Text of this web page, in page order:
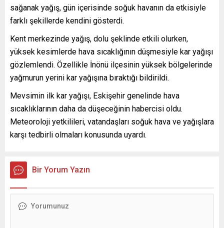
sağanak yağış, gün içerisinde soğuk havanın da etkisiyle
farklı şekillerde kendini gösterdi.
Kent merkezinde yağış, dolu şeklinde etkili olurken,
yüksek kesimlerde hava sıcaklığının düşmesiyle kar yağışı
gözlemlendi. Özellikle İnönü ilçesinin yüksek bölgelerinde
yağmurun yerini kar yağışına bıraktığı bildirildi.
Mevsimin ilk kar yağışı, Eskişehir genelinde hava
sıcaklıklarının daha da düşeceğinin habercisi oldu.
Meteoroloji yetkilileri, vatandaşları soğuk hava ve yağışlara
karşı tedbirli olmaları konusunda uyardı.
Bir Yorum Yazın